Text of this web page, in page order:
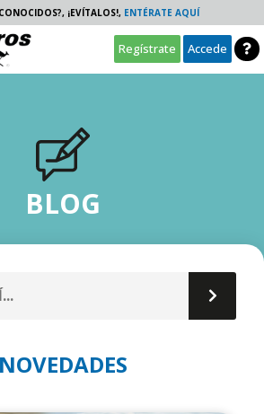
¡EVÍTALOS!, ENTÉRATE AQUÍ
Regístrate Accede
BLOG
NOVEDADES